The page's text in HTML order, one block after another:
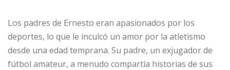
Los padres de Ernesto eran apasionados por los
deportes, lo que le inculcó un amor por la atletismo
desde una edad temprana. Su padre, un exjugador de
fútbol amateur, a menudo compartía historias de sus